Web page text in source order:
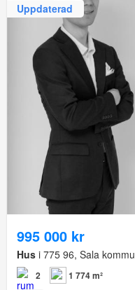
Uppdaterad
995 000 kr
Hus i 775 96, Sala
2 1 774 m²